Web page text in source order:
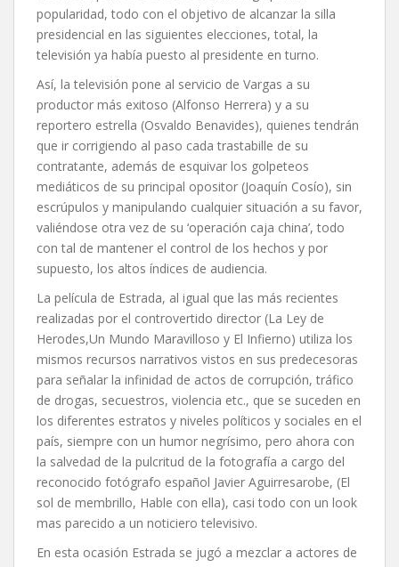
popularidad, todo con el objetivo de alcanzar la silla
presidencial en las siguientes elecciones, total, la
televisión ya había puesto al presidente en turno.
Así, la televisión pone al servicio de Vargas a su
productor más exitoso (Alfonso Herrera) y a su
reportero estrella (Osvaldo Benavides), quienes tendrán
que ir corrigiendo al paso cada trastabille de su
contratante, además de esquivar los golpeteos
mediáticos de su principal opositor (Joaquín Cosío), sin
escrúpulos y manipulando cualquier situación a su favor,
valiéndose otra vez de su ‘operación caja china’, todo
con tal de mantener el control de los hechos y por
supuesto, los altos índices de audiencia.
La película de Estrada, al igual que las más recientes
realizadas por el controvertido director (La Ley de
Herodes,Un Mundo Maravilloso y El Infierno) utiliza los
mismos recursos narrativos vistos en sus predecesoras
para señalar la infinidad de actos de corrupción, tráfico
de drogas, secuestros, violencia etc., que se suceden en
los diferentes estratos y niveles políticos y sociales en el
país, siempre con un humor negrísimo, pero ahora con
la salvedad de la pulcritud de la fotografía a cargo del
reconocido fotógrafo español Javier Aguirresarobe, (El
sol de membrillo, Hable con ella), casi todo con un look
mas parecido a un noticiero televisivo.
En esta ocasión Estrada se jugó a mezclar a actores de